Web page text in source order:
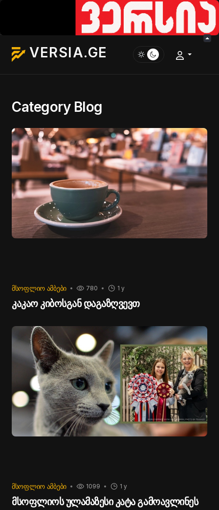
VERSIA.GE
Category Blog
ᲛᲡᲝᲤᲚᲘᲝ ᲐᲛᲑᲔᲑᲘ 1 y
780
კაკაო კიბოსგან დაგაზღვევთ
ᲛᲡᲝᲤᲚᲘᲝ ᲐᲛᲑᲔᲑᲘ 1 y
1099
მსოფლიოს ულამაზესი კატა გამოავლინეს